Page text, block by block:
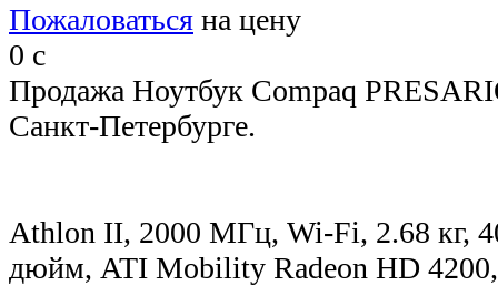
Пожаловаться на цену
0 c
Продажа Ноутбук Compaq
Санкт-Петербурге.
Athlon II, 2000 МГц, Wi-Fi, 2.68 кг,
дюйм, ATI Mobility Radeon HD